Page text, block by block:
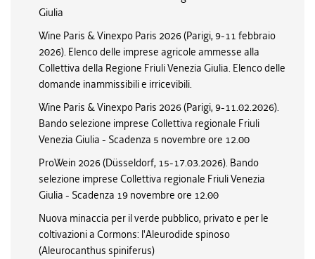
Giulia
Wine Paris & Vinexpo Paris 2026 (Parigi, 9-11 febbraio
2026). Elenco delle imprese agricole ammesse alla
Collettiva della Regione Friuli Venezia Giulia. Elenco delle
domande inammissibili e irricevibili.
Wine Paris & Vinexpo Paris 2026 (Parigi, 9-11.02.2026).
Bando selezione imprese Collettiva regionale Friuli
Venezia Giulia - Scadenza 5 novembre ore 12.00
ProWein 2026 (Düsseldorf, 15-17.03.2026). Bando
selezione imprese Collettiva regionale Friuli Venezia
Giulia - Scadenza 19 novembre ore 12.00
Nuova minaccia per il verde pubblico, privato e per le
coltivazioni a Cormons: l'Aleurodide spinoso
(Aleurocanthus spiniferus)